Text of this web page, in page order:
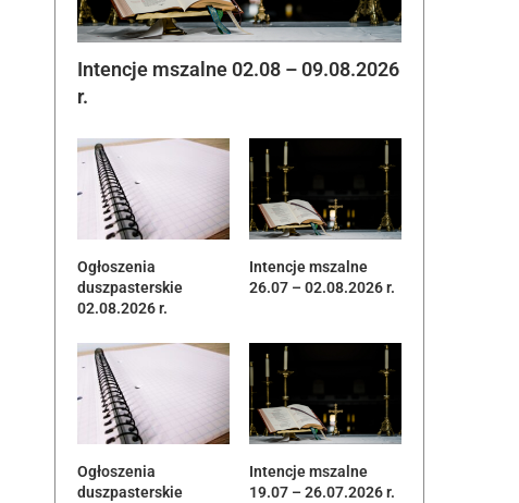
Intencje mszalne 02.08 – 09.08.2026
r.
Ogłoszenia
duszpasterskie
02.08.2026 r.
Intencje mszalne
26.07 – 02.08.2026 r.
Ogłoszenia
duszpasterskie
Intencje mszalne
19.07 – 26.07.2026 r.